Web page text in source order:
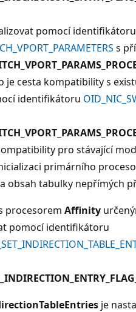
pomocí identifikátoru
s
je cesta kompatibility s
identifikátoru
pro stávající
primárního
obsah tabulky nepřímých
procesorem Affinity
pomocí identifikátoru
je